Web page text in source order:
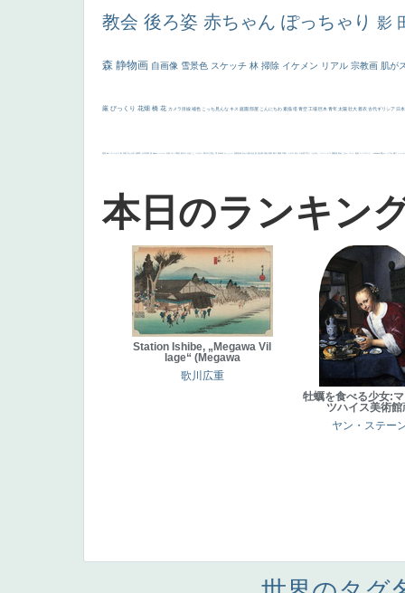
教会 後ろ姿 赤ちゃん ぽっちゃり 影
森 静物画 自画像 雪景色 スケッチ 林 掃除 イケメン リアル 宗教画 肌が
厳 びっくり 花畑 橋 花 カメラ目線 補色 こっち見んな キス 庭園 部屋 こんにちわ 素描 塔 青空 工場 巨木 青年 太陽 壮大 着衣 古代ギリシア 日
画質 last ヴィーナス 剣 白人少女 食事中 山本芳翠 麦 alciato ハーレム 女神 ローマ教皇 奥行き 火起こし シスター 東方の三博士 114514 かっこいい 受胎告知 天から覗き込む顔 設計図 挿絵 群衆 親子 裸婦 可愛い ピサロ ＃名画で学ぶ「たるみ」 ニーソックス 躍動感 黄色 こわい コート 畦道 レンブラント・ sekkusu 暖かい バブみ 靴下 ショッ
本日のランキン
Station Ishibe, „Megawa Vil
lage“ (Megawa
歌川広重
牡蠣を食べる少女:
ツハイス美術館
ヤン・ステー